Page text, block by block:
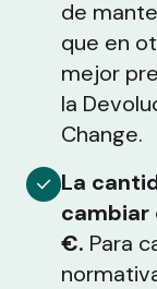
de
que en
mejor
la
Change.
La
cambiar
€. Para